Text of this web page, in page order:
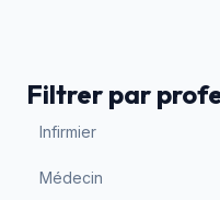
Filtrer par
Infirmier
Médecin